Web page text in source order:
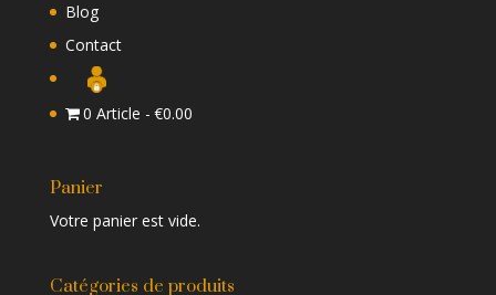
Blog
Contact
0 Article €0.00
Panier
Votre panier est vide.
Catégories de produits